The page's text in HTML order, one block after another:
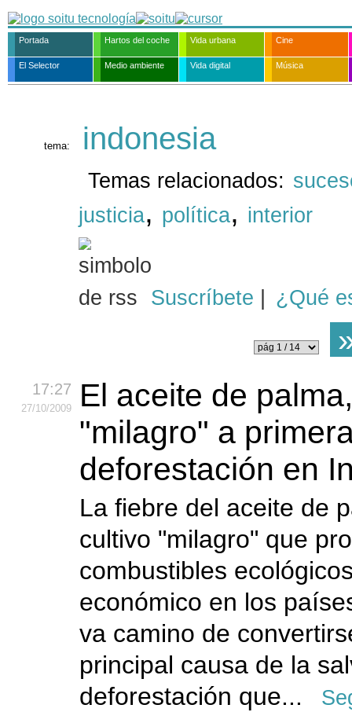
Portada Hartos del coche Vida urbana Cine
El Selector Medio ambiente Vida digital Música
tema: indonesia
Temas relacionados:
justicia, política, interior
Suscríbete ¿Qué
17:27
27/10/2009
El aceite de
"milagro" a
deforestación en
La fiebre del aceite de
cultivo "milagro" que
combustibles
económico en los
va camino de
principal causa de la
deforestación que...